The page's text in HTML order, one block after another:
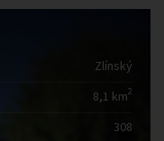
Zlínský
8,1 km2
308